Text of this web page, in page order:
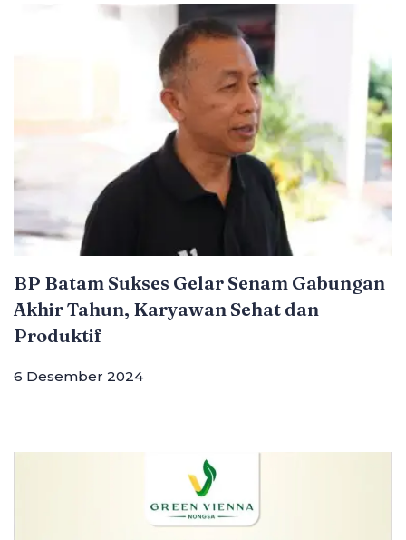
BP Batam Sukses Gelar Senam Gabungan
Akhir Tahun, Karyawan Sehat dan
Produktif
6 Desember 2024